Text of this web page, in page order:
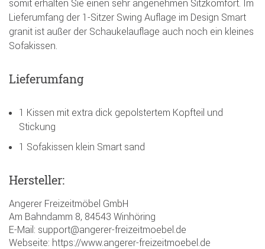
somit erhalten Sie einen sehr angenehmen Sitzkomfort. Im
Lieferumfang der 1-Sitzer Swing Auflage im Design Smart
granit ist außer der Schaukelauflage auch noch ein kleines
Sofakissen.
Lieferumfang
1 Kissen mit extra dick gepolstertem Kopfteil und
Stickung
1 Sofakissen klein Smart sand
Hersteller:
Angerer Freizeitmöbel GmbH
Am Bahndamm 8, 84543 Winhöring
E-Mail: support@angerer-freizeitmoebel.de
Webseite: https://www.angerer-freizeitmoebel.de